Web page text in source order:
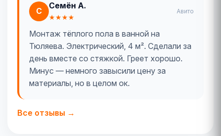
С
Семён А.
★★★★
Авито
Монтаж тёплого пола в ванной на
Тюляева. Электрический, 4 м². Сделали за
день вместе со стяжкой. Греет хорошо.
Минус — немного завысили цену за
материалы, но в целом ок.
Все отзывы →